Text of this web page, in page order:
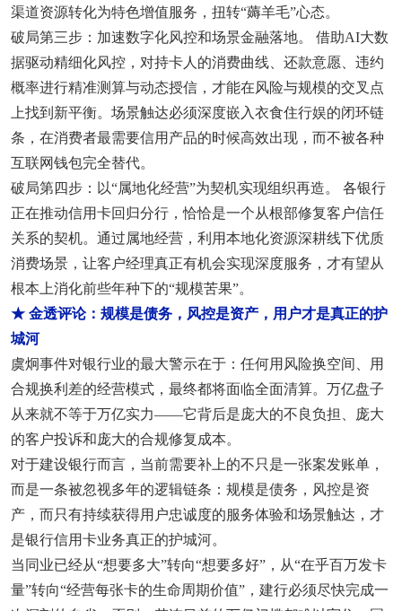
渠道资源转化为特色增值服务，扭转“薅羊毛”心态。
破局第三步：加速数字化风控和场景金融落地。 借助AI大数
据驱动精细化风控，对持卡人的消费曲线、还款意愿、违约
概率进行精准测算与动态授信，才能在风险与规模的交叉点
上找到新平衡。场景触达必须深度嵌入衣食住行娱的闭环链
条，在消费者最需要信用产品的时候高效出现，而不被各种
互联网钱包完全替代。
破局第四步：以“属地化经营”为契机实现组织再造。 各银行
正在推动信用卡回归分行，恰恰是一个从根部修复客户信任
关系的契机。通过属地经营，利用本地化资源深耕线下优质
消费场景，让客户经理真正有机会实现深度服务，才有望从
根本上消化前些年种下的“规模苦果”。
★ 金透评论：规模是债务，风控是资产，用户才是真正的护
城河
虞炯事件对银行业的最大警示在于：任何用风险换空间、用
合规换利差的经营模式，最终都将面临全面清算。万亿盘子
从来就不等于万亿实力——它背后是庞大的不良负担、庞大
的客户投诉和庞大的合规修复成本。
对于建设银行而言，当前需要补上的不只是一张案发账单，
而是一条被忽视多年的逻辑链条：规模是债务，风控是资
产，而只有持续获得用户忠诚度的服务体验和场景触达，才
是银行信用卡业务真正的护城河。
当同业已经从“想要多大”转向“想要多好”，从“在乎百万发卡
量”转向“经营每张卡的生命周期价值”，建行必须尽快完成一